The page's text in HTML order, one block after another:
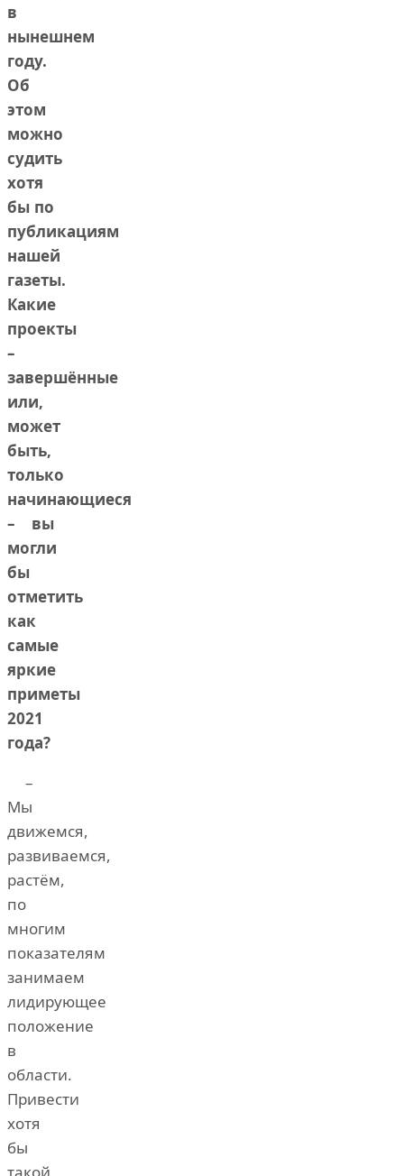
в
нынешнем
году.
Об
этом
можно
судить
хотя
бы по
публикациям
нашей
газеты.
Какие
проекты
–
завершённые
или,
может
быть,
только
начинающиеся
– вы
могли
бы
отметить
как
самые
яркие
приметы
2021
года?
–
Мы
движемся,
развиваемся,
растём,
по
многим
показателям
занимаем
лидирующее
положение
в
области.
Привести
хотя
бы